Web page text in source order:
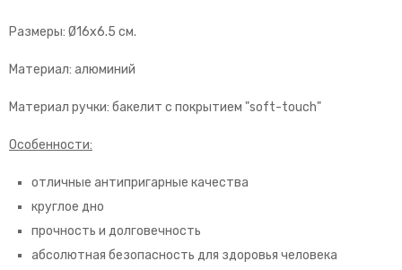
Размеры: Ø16х6.5 см.
Материал: алюминий
Материал ручки: бакелит с покрытием "soft-touch"
Особенности:
отличные антипригарные качества
круглое дно
прочность и долговечность
абсолютная безопасность для здоровья человека